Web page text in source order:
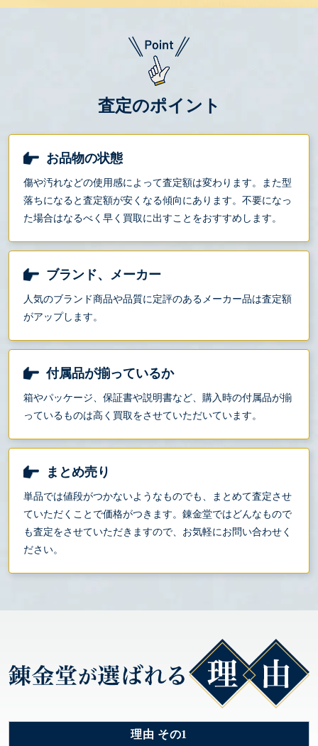
査定のポイント
お品物の状態
傷や汚れなどの使用感によって査定額は変わります。また型
落ちになると査定額が安くなる傾向にあります。不要になっ
た場合はなるべく早く買取に出すことをおすすめします。
ブランド、メーカー
人気のブランド商品や品質に定評のあるメーカー品は査定額
がアップします。
付属品が揃っているか
箱やパッケージ、保証書や説明書など、購入時の付属品が揃
っているものは高く買取をさせていただいています。
まとめ売り
単品では値段がつかないようなものでも、まとめて査定させ
ていただくことで価格がつきます。錬金堂ではどんなもので
も査定をさせていただきますので、お気軽にお問い合わせく
ださい。
理由 その1